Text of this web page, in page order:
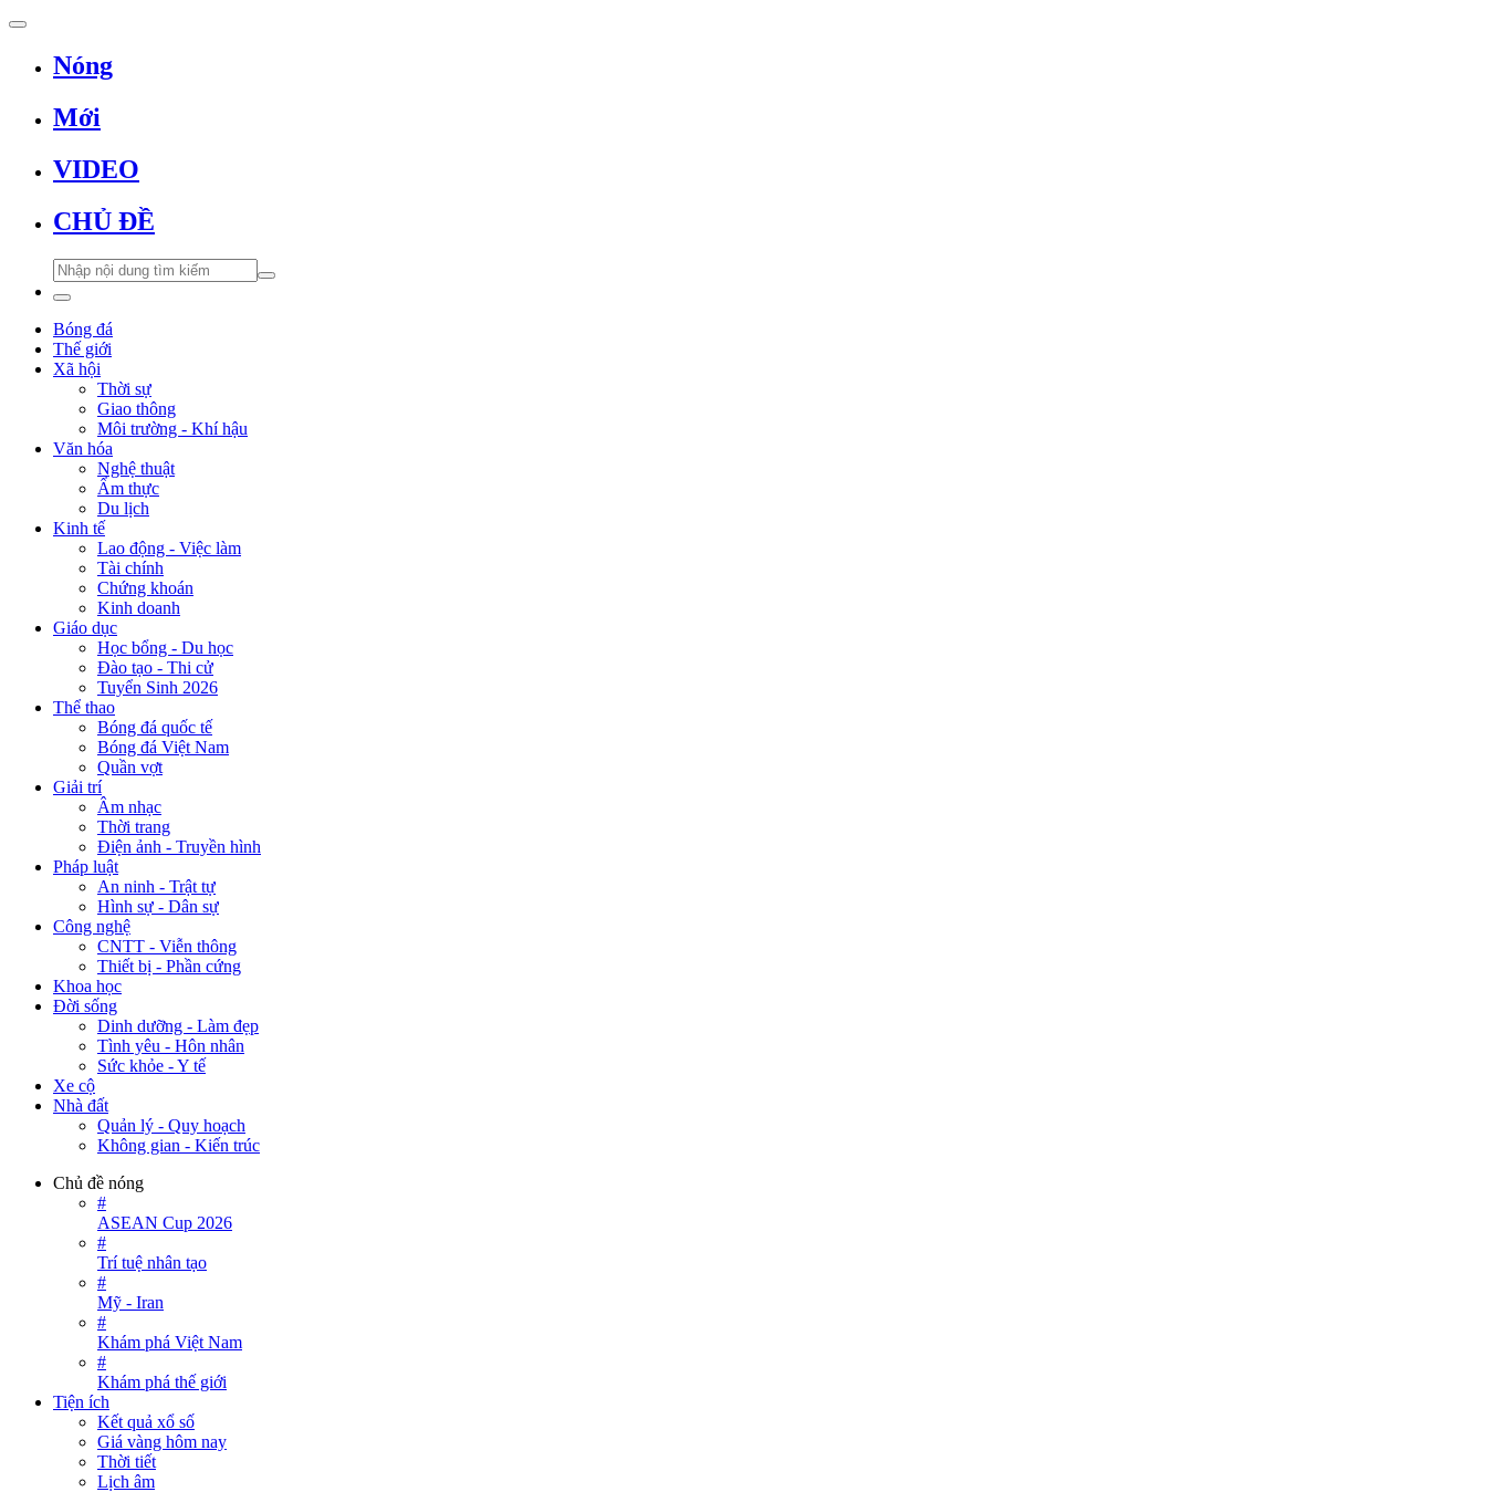
Nóng
Mới
VIDEO
CHỦ ĐỀ
Bóng đá
Thế giới
Xã hội
Thời sự
Giao thông
Môi trường - Khí hậu
Văn hóa
Nghệ thuật
Ẩm thực
Du lịch
Kinh tế
Lao động - Việc làm
Tài chính
Chứng khoán
Kinh doanh
Giáo dục
Học bổng - Du học
Đào tạo - Thi cử
Tuyển Sinh 2026
Thể thao
Bóng đá quốc tế
Bóng đá Việt Nam
Quần vợt
Giải trí
Âm nhạc
Thời trang
Điện ảnh - Truyền hình
Pháp luật
An ninh - Trật tự
Hình sự - Dân sự
Công nghệ
CNTT - Viễn thông
Thiết bị - Phần cứng
Khoa học
Đời sống
Dinh dưỡng - Làm đẹp
Tình yêu - Hôn nhân
Sức khỏe - Y tế
Xe cộ
Nhà đất
Quản lý - Quy hoạch
Không gian - Kiến trúc
Chủ đề nóng
#
ASEAN Cup 2026
#
Trí tuệ nhân tạo
#
Mỹ - Iran
#
Khám phá Việt Nam
#
Khám phá thế giới
Tiện ích
Kết quả xổ số
Giá vàng hôm nay
Thời tiết
Lịch âm